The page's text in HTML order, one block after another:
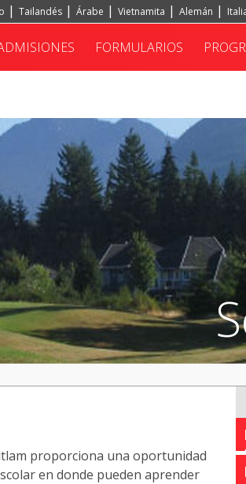
Tailandés Árabe Vietnamita Alemán
FORMULARIOS
proporciona una oportunidad
en donde pueden aprender